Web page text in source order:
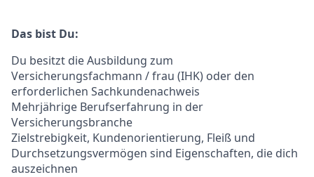
Das bist Du:
Du besitzt die Ausbildung zum
Versicherungsfachmann / frau (IHK) oder den
erforderlichen Sachkundenachweis
Mehrjährige Berufserfahrung in der
Versicherungsbranche
Zielstrebigkeit, Kundenorientierung, Fleiß und
Durchsetzungsvermögen sind Eigenschaften, die dich
auszeichnen